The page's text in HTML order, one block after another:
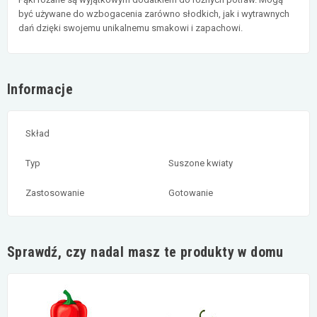
być używane do wzbogacenia zarówno słodkich, jak i wytrawnych
dań dzięki swojemu unikalnemu smakowi i zapachowi.
Informacje
Skład
Typ Suszone kwiaty
Zastosowanie Gotowanie
Sprawdź, czy nadal masz te produkty w domu